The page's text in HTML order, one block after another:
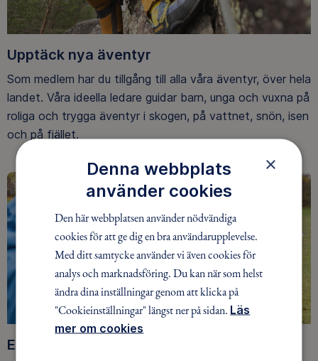
Upptäck nya äventyr
Som medlem har du tillgång till alla våra äventyr, över hela
landet. Våra ideella ledare guidar barn, unga och vuxna på
roliga och trygga äventyr i skogen, på vattnet, snön, isen
och på fjället.
Ett friluftsliv för alla
×
Denna webbplats
använder cookies
Den här webbplatsen använder nödvändiga
cookies för att ge dig en bra användarupplevelse.
Med ditt samtycke använder vi även cookies för
analys och marknadsföring. Du kan när som helst
ändra dina inställningar genom att klicka på
"Cookieinställningar" längst ner på sidan. Läs
mer om cookies